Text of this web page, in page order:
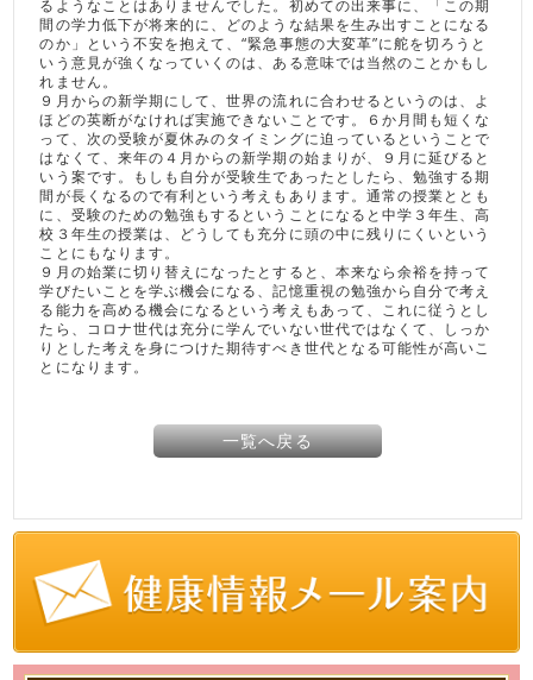
るようなことはありませんでした。初めての出来事に、「この期
間の学力低下が将来的に、どのような結果を生み出すことになる
のか」という不安を抱えて、“緊急事態の大変革”に舵を切ろうと
いう意見が強くなっていくのは、ある意味では当然のことかもし
れません。
９月からの新学期にして、世界の流れに合わせるというのは、よ
ほどの英断がなければ実施できないことです。６か月間も短くな
って、次の受験が夏休みのタイミングに迫っているということで
はなくて、来年の４月からの新学期の始まりが、９月に延びると
いう案です。もしも自分が受験生であったとしたら、勉強する期
間が長くなるので有利という考えもあります。通常の授業ととも
に、受験のための勉強もするということになると中学３年生、高
校３年生の授業は、どうしても充分に頭の中に残りにくいという
ことにもなります。
９月の始業に切り替えになったとすると、本来なら余裕を持って
学びたいことを学ぶ機会になる、記憶重視の勉強から自分で考え
る能力を高める機会になるという考えもあって、これに従うとし
たら、コロナ世代は充分に学んでいない世代ではなくて、しっか
りとした考えを身につけた期待すべき世代となる可能性が高いこ
とになります。
一覧へ戻る